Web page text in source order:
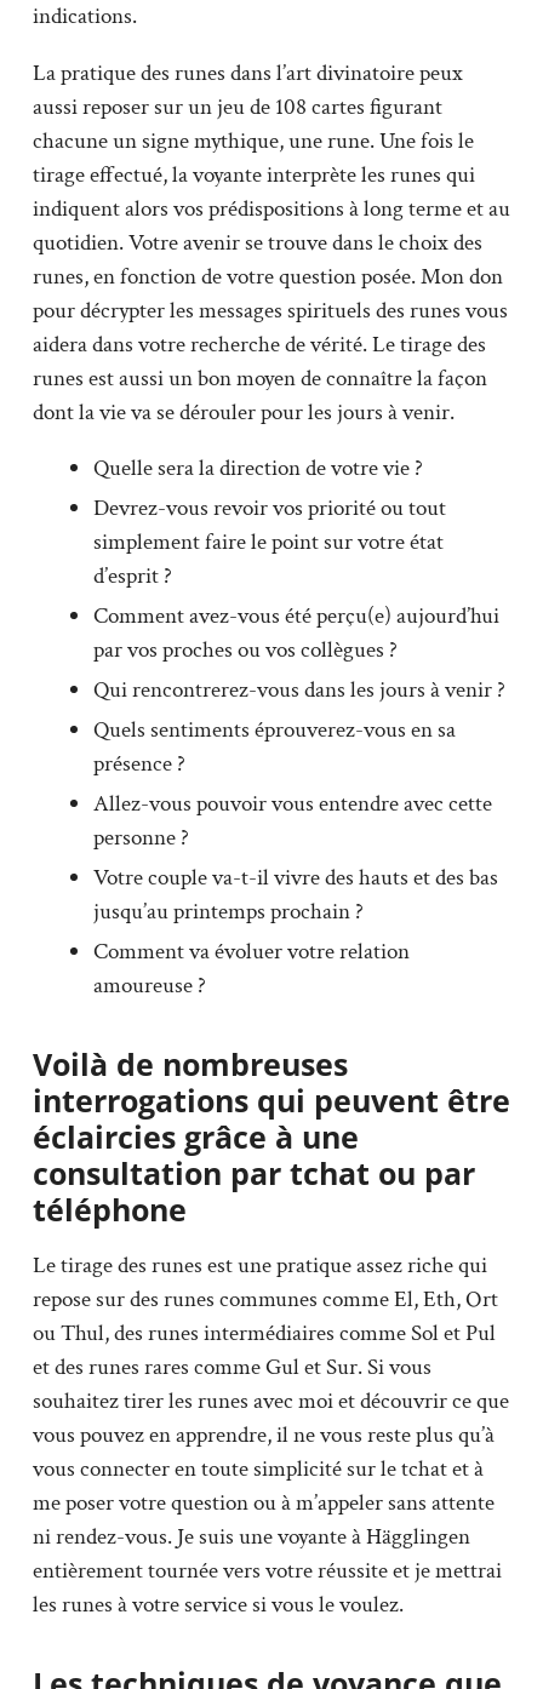
indications.
La pratique des runes dans l’art divinatoire peux
aussi reposer sur un jeu de 108 cartes figurant
chacune un signe mythique, une rune. Une fois le
tirage effectué, la voyante interprète les runes qui
indiquent alors vos prédispositions à long terme et au
quotidien. Votre avenir se trouve dans le choix des
runes, en fonction de votre question posée. Mon don
pour décrypter les messages spirituels des runes vous
aidera dans votre recherche de vérité. Le tirage des
runes est aussi un bon moyen de connaître la façon
dont la vie va se dérouler pour les jours à venir.
Quelle sera la direction de votre vie ?
Devrez-vous revoir vos priorité ou tout
simplement faire le point sur votre état
d’esprit ?
Comment avez-vous été perçu(e) aujourd’hui
par vos proches ou vos collègues ?
Qui rencontrerez-vous dans les jours à venir ?
Quels sentiments éprouverez-vous en sa
présence ?
Allez-vous pouvoir vous entendre avec cette
personne ?
Votre couple va-t-il vivre des hauts et des bas
jusqu’au printemps prochain ?
Comment va évoluer votre relation
amoureuse ?
Voilà de nombreuses
interrogations qui peuvent être
éclaircies grâce à une
consultation par tchat ou par
téléphone
Le tirage des runes est une pratique assez riche qui
repose sur des runes communes comme El, Eth, Ort
ou Thul, des runes intermédiaires comme Sol et Pul
et des runes rares comme Gul et Sur. Si vous
souhaitez tirer les runes avec moi et découvrir ce que
vous pouvez en apprendre, il ne vous reste plus qu’à
vous connecter en toute simplicité sur le tchat et à
me poser votre question ou à m’appeler sans attente
ni rendez-vous. Je suis une voyante à Hägglingen
entièrement tournée vers votre réussite et je mettrai
les runes à votre service si vous le voulez.